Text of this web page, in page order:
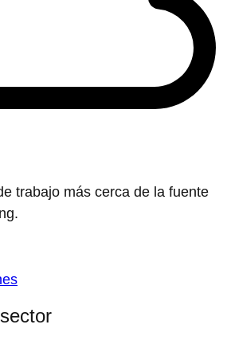
trabajo más cerca de la fuente